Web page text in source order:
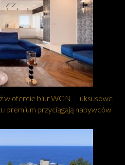
w ofercie biur WGN – luksusowe
premium przyciągają nabywców